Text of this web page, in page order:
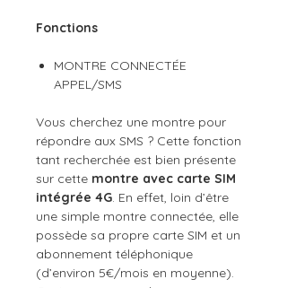
Fonctions
MONTRE CONNECTÉE
APPEL/SMS
Vous cherchez une montre pour
répondre aux SMS ? Cette fonction
tant recherchée est bien présente
sur cette montre avec carte SIM
intégrée 4G. En effet, loin d’être
une simple montre connectée, elle
possède sa propre carte SIM et un
abonnement téléphonique
(d’environ 5€/mois en moyenne).